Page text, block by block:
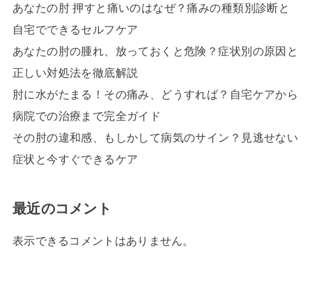
あなたの肘 押すと痛いのはなぜ？痛みの種類別診断と
自宅でできるセルフケア
あなたの肘の腫れ、放っておくと危険？症状別の原因と
正しい対処法を徹底解説
肘に水がたまる！その痛み、どうすれば？自宅ケアから
病院での治療まで完全ガイド
その肘の違和感、もしかして病気のサイン？見逃せない
症状と今すぐできるケア
最近のコメント
表示できるコメントはありません。